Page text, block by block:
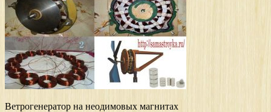
Ветрогенератор на неодимовых магнитах